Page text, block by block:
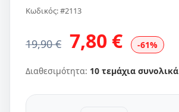
Κωδικός: #2113
19,90 € 7,80 € -61%
Διαθεσιμότητα: 10 τεμάχια συνολικά